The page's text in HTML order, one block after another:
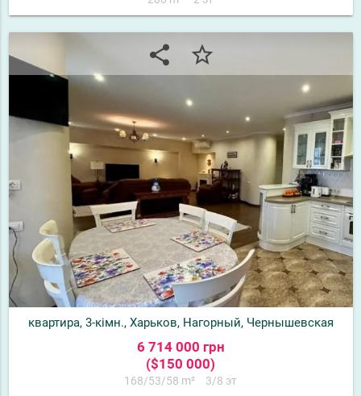
share star_border
квартира, 3-кімн., Харьков, Нагорный, Чернышевская
6 714 000 грн
($150 000)
168/53/58 m² 3/8 эт